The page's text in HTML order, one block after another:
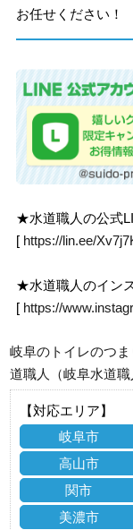
お任せください！
★水道職人の公式
[ https://lin.ee/
★水道職人のイン
[ https://
岐阜のトイレのつ
道職人（岐阜水道職
【対応エリア】
岐阜市
高山市
関市
美濃市